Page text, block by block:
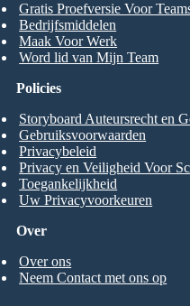
Gratis Proefversie Voor
Bedrijfsmiddelen
Maak Voor Werk
Word lid van Mijn Team
Over
Over ons
Neem Contact met ons op
Policies
Storyboard Auteursrecht en
Gebruiksvoorwaarden
Privacybeleid
Privacy en Veiligheid Voor
Toegankelijkheid
Uw Privacyvoorkeuren